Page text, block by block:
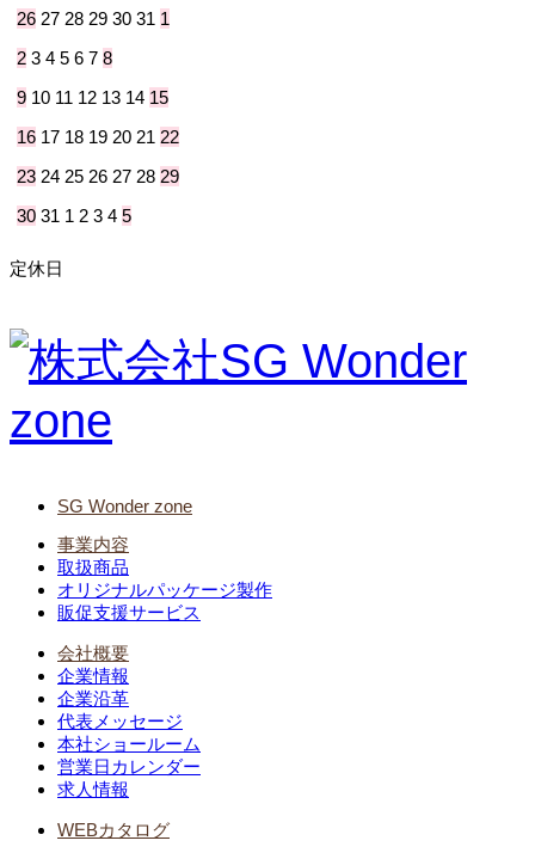
26 27 28 29 30 31 1
2 3 4 5 6 7 8
9 10 11 12 13 14 15
16 17 18 19 20 21 22
23 24 25 26 27 28 29
30 31 1 2 3 4 5
定休日
SG Wonder zone
事業内容
取扱商品
オリジナルパッケージ製作
販促支援サービス
会社概要
企業情報
企業沿革
代表メッセージ
本社ショールーム
営業日カレンダー
求人情報
WEBカタログ